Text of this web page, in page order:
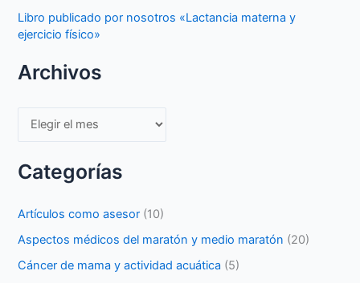
Libro publicado por nosotros «Lactancia materna y
ejercicio físico»
Archivos
Archivos
Categorías
Artículos como asesor (10)
Aspectos médicos del maratón y medio maratón (20)
Cáncer de mama y actividad acuática (5)